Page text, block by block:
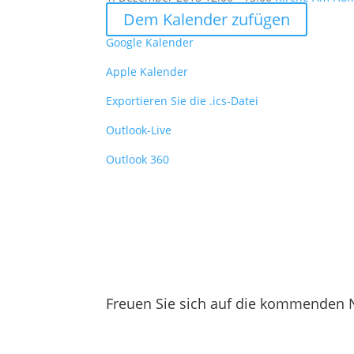
Dem Kalender zufügen
Google Kalender
Apple Kalender
Exportieren Sie die .ics-Datei
Outlook-Live
Outlook 360
Freuen Sie sich auf die kommenden